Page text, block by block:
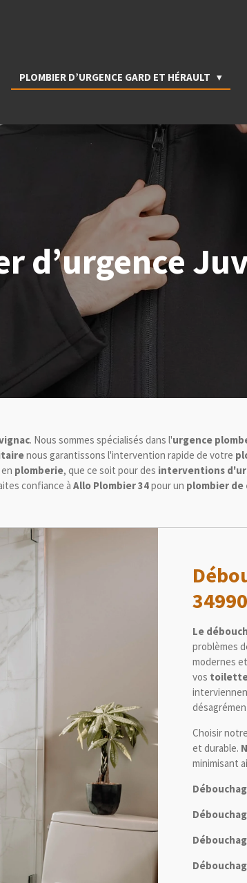
PLOMBIER D’URGENCE GARD ET HÉRAULT
d’urgence
. Nous sommes spécialisés dans l'urgence
nous garantissons l'intervention rapide de votre
plomberie, que ce soit pour des interventions
confiance à Allo Plombier 34pour un plombier de
34990
Le
problèmes
modernes
vos
Choisir notre
et durable.
minimisant